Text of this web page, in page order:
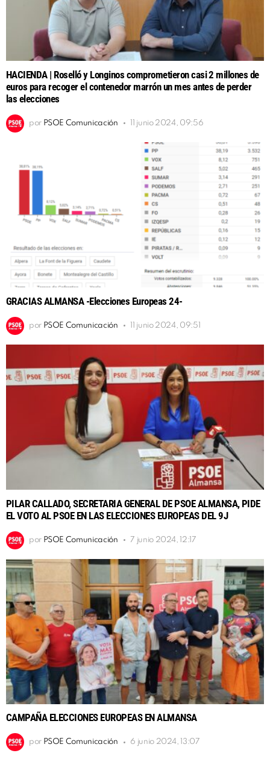
HACIENDA | Roselló y Longinos comprometieron casi 2 millones de
euros para recoger el contenedor marrón un mes antes de perder
las elecciones
por PSOE Comunicación 11 junio 2024, 09:56
GRACIAS ALMANSA -Elecciones Europeas 24-
por PSOE Comunicación 11 junio 2024, 09:51
PILAR CALLADO, SECRETARIA GENERAL DE PSOE ALMANSA, PIDE
EL VOTO AL PSOE EN LAS ELECCIONES EUROPEAS DEL 9J
por PSOE Comunicación 7 junio 2024, 12:17
CAMPAÑA ELECCIONES EUROPEAS EN ALMANSA
por PSOE Comunicación 6 junio 2024, 13:07